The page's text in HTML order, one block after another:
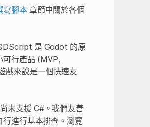
寫腳本章節中關於各個
是 Godot 的原
可行產品 (MVP,
來說是一個快速友
未支援 C#。我們友善
進行基本排查。瀏覽